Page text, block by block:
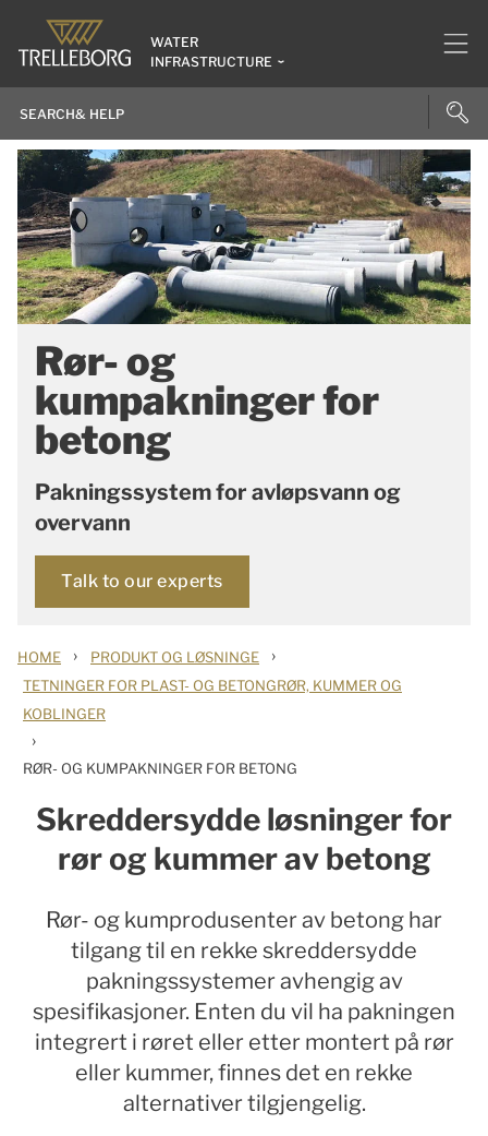
WATER
INFRASTRUCTURE
Rør- og
kumpakninger for
betong
Pakningssystem for avløpsvann og
overvann
Talk to our experts
HOME › PRODUKT OG LØSNINGE ›
TETNINGER FOR PLAST- OG BETONGRØR, KUMMER OG
KOBLINGER
›
RØR- OG KUMPAKNINGER FOR BETONG
Skreddersydde løsninger for
rør og kummer av betong
Rør- og kumprodusenter av betong har
tilgang til en rekke skreddersydde
pakningssystemer avhengig av
spesifikasjoner. Enten du vil ha pakningen
integrert i røret eller etter montert på rør
eller kummer, finnes det en rekke
alternativer tilgjengelig.